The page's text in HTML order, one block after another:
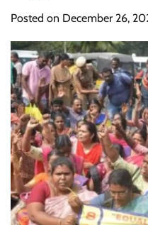
Posted on December 26,